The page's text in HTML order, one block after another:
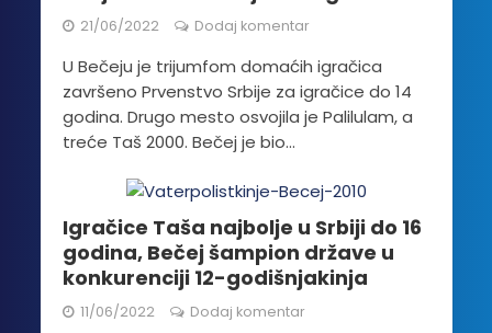
21/06/2022 Dodaj komentar
U Bečeju je trijumfom domaćih igračica
završeno Prvenstvo Srbije za igračice do 14
godina. Drugo mesto osvojila je Palilulam, a
treće Taš 2000. Bečej je bio...
Igračice Taša najbolje u Srbiji do 16
godina, Bečej šampion države u
konkurenciji 12-godišnjakinja
11/06/2022 Dodaj komentar